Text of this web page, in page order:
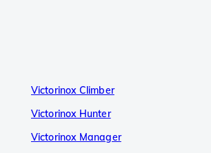
Victorinox Climber
Victorinox Hunter
Victorinox Manager